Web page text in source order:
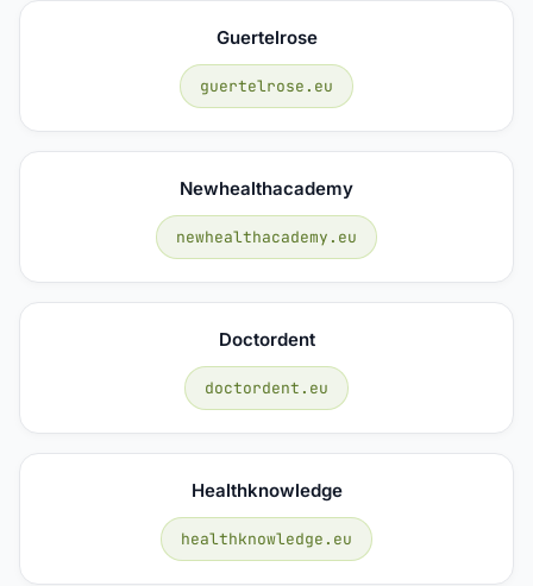
Guertelrose
guertelrose.eu
Newhealthacademy
newhealthacademy.eu
Doctordent
doctordent.eu
Healthknowledge
healthknowledge.eu